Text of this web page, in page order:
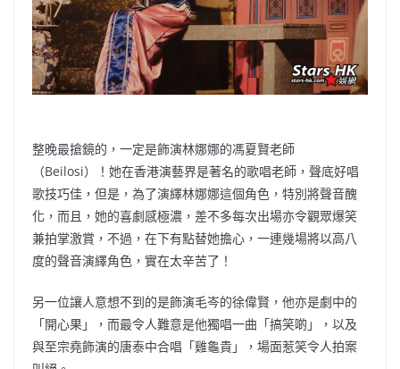
整晚最搶鏡的，一定是飾演林娜娜的馮夏賢老師
（Beilosi）！她在香港演藝界是著名的歌唱老師，聲底好唱
歌技巧佳，但是，為了演繹林娜娜這個角色，特別將聲音醜
化，而且，她的喜劇感極濃，差不多每次出場亦令觀眾爆笑
兼拍掌激賞，不過，在下有點替她擔心，一連幾場將以高八
度的聲音演繹角色，實在太辛苦了！
另一位讓人意想不到的是飾演毛岑的徐偉賢，他亦是劇中的
「開心果」，而最令人難意是他獨唱一曲「搞笑啲」，以及
與至宗堯飾演的唐泰中合唱「雞龜貴」，場面惹笑令人拍案